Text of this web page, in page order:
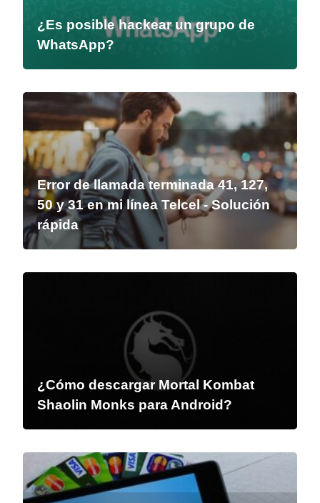
¿Es posible hackear un grupo de
WhatsApp?
Error de llamada terminada 41, 127,
50 y 31 en mi línea Telcel - Solución
rápida
¿Cómo descargar Mortal Kombat
Shaolin Monks para Android?